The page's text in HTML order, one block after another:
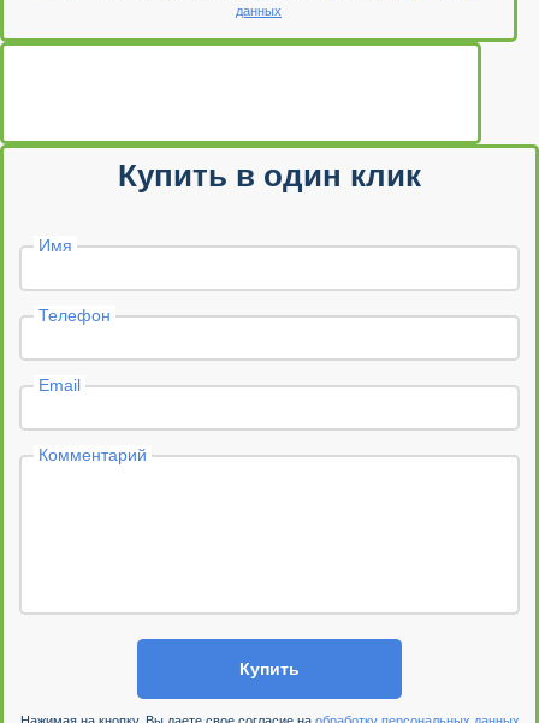
данных
Купить в один клик
Имя
Телефон
Email
Комментарий
Купить